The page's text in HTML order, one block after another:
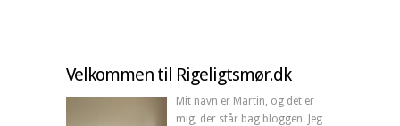
Velkommen til Rigeligtsmør.dk
Mit navn er Martin, og det er
mig, der står bag bloggen. Jeg